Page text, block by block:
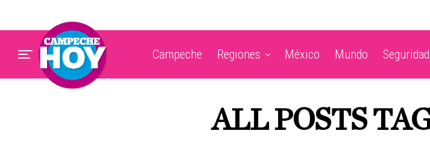
Campeche Regiones México Mundo Seguridad
ALL POSTS